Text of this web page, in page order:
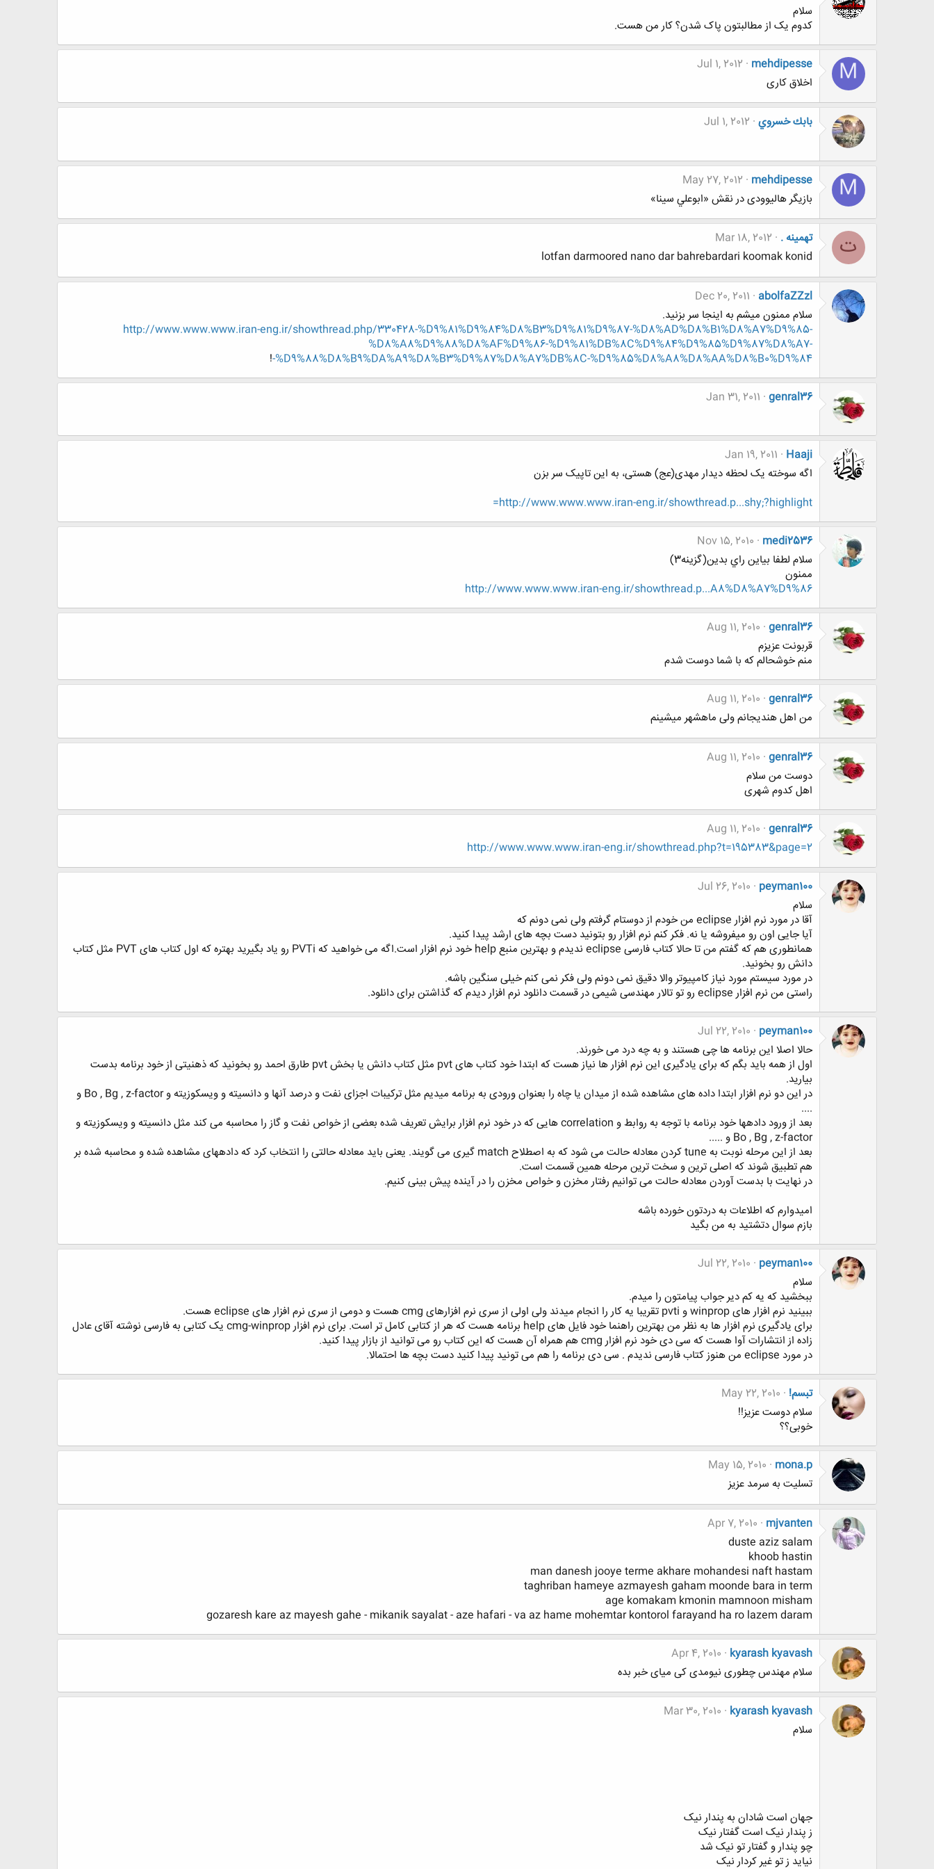
سلام
کدوم یک از مطالبتون پاک شدن؟ کار من هست.
M
mehdipesse
Jul 1, 2012
اخلاق کاری
بابك خسروي Jul 1, 2012
M
mehdipesse
May 27, 2012
بازیگر هالیوودی در نقش «ابوعلي سينا»
ت تهمینه . Mar 18, 2012
lotfan darmoored nano dar bahrebardari koomak konid
abolfaZZzl
Dec 20, 2011
سلام ممنون میشم به اینجا سر بزنید.
http://www.www.www.iran-eng.ir/showthread.php/330428-%D9%81%D9%84%D8%B3%D9%81%D9%87-%D8%AD%D8%B1%D8%A7%D9%85-
%D8%A8%D9%88%D8%AF%D9%86-%D9%81%DB%8C%D9%84%D9%85%D9%87%D8%A7-
%D9%88%D8%B9%DA%A9%D8%B3%D9%87%D8%A7%DB%8C-%D9%85%D8%A8%D8%AA%D8%B0%D9%84-
!
genral36
Jan 31, 2011
Haaji
Jan 19, 2011
اگه سوخته یک لحظه دیدار مهدی(عج) هستی، به این تاپیک سر بزن
http://www.www.www.iran-eng.ir/showthread.p...shy;?highlight=
medi2536
Nov 15, 2010
سلام لطفا بياين راي بدين(گزينه3)
ممنون
http://www.www.www.iran-eng.ir/showthread.p...A8%D8%A7%D9%86
genral36
Aug 11, 2010
قربونت عزیزم
منم خوشحالم که با شما دوست شدم
genral36
Aug 11, 2010
من اهل هندیجانم ولی ماهشهر میشینم
genral36
Aug 11, 2010
دوست من سلام
اهل کدوم شهری
genral36
Aug 11, 2010
http://www.www.www.iran-eng.ir/showthread.php?t=195383&page=2
peyman100
Jul 26, 2010
سلام
آقا در مورد نرم افزار eclipse من خودم از دوستام گرفتم ولی نمی دونم که
آیا جایی اون رو میفروشه یا نه. فکر کنم نرم افزار رو بتونید دست بچه های ارشد پیدا کنید.
همانطوری هم که گفتم من تا حالا کتاب فارسی eclipse ندیدم و بهترین منبع help خود نرم افزار است.اگه می خواهید که PVTi رو یاد بگیرید بهتره که اول کتاب های PVT مثل کتاب
دانش رو بخونید.
در مورد سیستم مورد نیاز کامپیوتر والا دقیق نمی دونم ولی فکر نمی کنم خیلی سنگین باشه.
راستی من نرم افزار eclipse رو تو تالار مهندسی شیمی در قسمت دانلود نرم افزار دیدم که گذاشتن برای دانلود.
peyman100
Jul 22, 2010
حالا اصلا این برنامه ها چی هستند و به چه درد می خورند.
اول از همه باید بگم که برای یادگیری این نرم افزار ها نیاز هست که ابتدا خود کتاب های pvt مثل کتاب دانش یا بخش pvt طارق احمد رو بخونید که ذهنیتی از خود برنامه بدست
بیارید.
در این دو نرم افزار ابتدا داده های مشاهده شده از میدان یا چاه را بعنوان ورودی به برنامه میدیم مثل ترکیبات اجزای نفت و درصد آنها و دانسیته و ویسکوزیته و Bo , Bg , z-factor و
....
بعد از ورود دادهها خود برنامه با توجه به روابط و correlation هایی که در خود نرم افزار برایش تعریف شده بعضی از خواص نفت و گاز را محاسبه می کند مثل دانسیته و ویسکوزیته و
Bo , Bg , z-factor و .....
بعد از این مرحله نوبت به tune کردن معادله حالت می شود که به اصطلاح match گیری می گویند. یعنی باید معادله حالتی را انتخاب کرد که دادههای مشاهده شده و محاسبه شده بر
هم تطبیق شوند که اصلی ترین و سخت ترین مرحله همین قسمت است.
در نهایت با بدست آوردن معادله حالت می توانیم رفتار مخزن و خواص مخزن را در آینده پیش بینی کنیم.
امیدوارم که اطلاعات به دردتون خورده باشه
بازم سوال دتشتید به من بگید
peyman100
Jul 22, 2010
سلام
ببخشید که یه کم دیر جواب پیامتون را میدم.
ببینید نرم افزار های winprop و pvti تقریبا یه کار را انجام میدند ولی اولی از سری نرم افزارهای cmg هست و دومی از سری نرم افزار های eclipse هست.
برای یادگیری نرم افزار ها به نظر من بهترین راهنما خود فایل های help برنامه هست که هر از کتابی کامل تر است. برای نرم افزار cmg-winprop یک کتابی به فارسی نوشته آقای عادل
زاده از انتشارات آوا هست که سی دی خود نرم افزار cmg هم همراه آن هست که این کتاب رو می توانید از بازار پیدا کنید.
در مورد eclipse من هنوز کتاب فارسی ندیدم . سی دی برنامه را هم می تونید پیدا کنید دست بچه ها احتمالا.
تبسم! May 22, 2010
سلام دوست عزیز!!
خوبی؟؟
mona.p
May 15, 2010
تسلیت به سرمد عزیز
mjvanten
Apr 7, 2010
duste aziz salam
khoob hastin
man danesh jooye terme akhare mohandesi naft hastam
taghriban hameye azmayesh gaham moonde bara in term
age komakam kmonin mamnoon misham
gozaresh kare az mayesh gahe - mikanik sayalat - aze hafari - va az hame mohemtar kontorol farayand ha ro lazem daram
kyarash kyavash
Apr 4, 2010
سلام مهندس چطوری نیومدی کی میای خبر بده
kyarash kyavash
Mar 30, 2010
سلام
جهان است شادان به پندار نیک
ز پندار نیک است گفتار نیک
چو پندار و گفتار تو نیک شد
نیاید ز تو غیر کردار نیک